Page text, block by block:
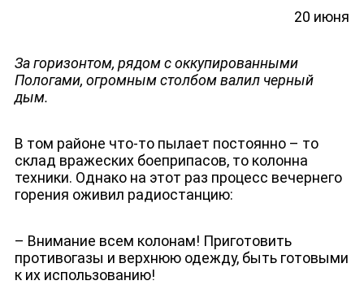
20 июня
За горизонтом, рядом с оккупированными
Пологами, огромным столбом валил черный
дым.
В том районе что-то пылает постоянно – то
склад вражеских боеприпасов, то колонна
техники. Однако на этот раз процесс вечернего
горения оживил радиостанцию:
– Внимание всем колонам! Приготовить
противогазы и верхнюю одежду, быть готовыми
к их использованию!